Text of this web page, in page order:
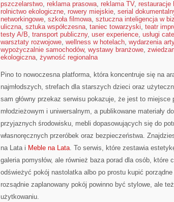
pszczelarstwo, reklama prasowa, reklama TV, restauracje
rolnictwo ekologiczne, rowery miejskie, serial
networkingowe, szkoła filmowa, sztuczna inteligencja w
uliczna, sztuka współczesna, taniec towarzyski, teatr
testy A/B, transport publiczny, user experience, usługi
warsztaty rozwojowe, wellness w hotelach, wydarzenia
wypożyczalnie samochodów, wystawy branżowe,
ekologiczna, żywność regionalna
Pino to nowoczesna platforma, która koncentruje się na
najmłodszych, strefach dla starszych dzieci oraz
sam główny przekaz serwisu pokazuje, że jest to
młodzieżowym i uniwersalnym, a publikowane materiały
przyjaznych środowisku, mebli dopasowujących się do
własnoręcznych przeróbek oraz bezpieczeństwa.
na Lata i Meble na Lata. To serwis, które zestawia
galeria pomysłów, ale również baza porad dla osób, które
odświeżyć pokój nastolatka albo po prostu kupić
rozsądnie zaplanowany pokój powinno być stylowe, ale
użytkowaniu.